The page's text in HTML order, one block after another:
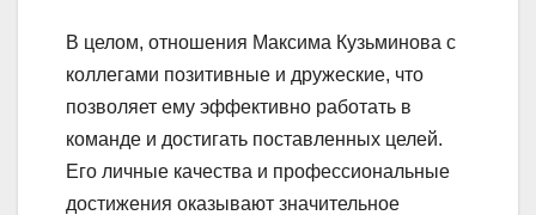
В целом, отношения Максима Кузьминова с
коллегами позитивные и дружеские, что
позволяет ему эффективно работать в
команде и достигать поставленных целей.
Его личные качества и профессиональные
достижения оказывают значительное